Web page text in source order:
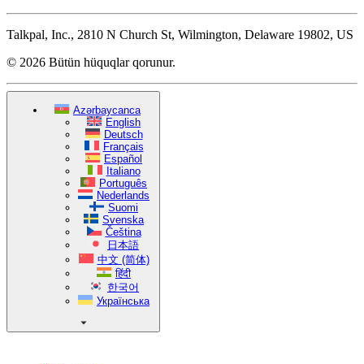
Talkpal, Inc., 2810 N Church St, Wilmington, Delaware 19802, US
© 2026 Bütün hüquqlar qorunur.
Azərbaycanca
English
Deutsch
Français
Español
Italiano
Português
Nederlands
Suomi
Svenska
Čeština
日本語
中文 (简体)
हिंदी
한국어
Українська